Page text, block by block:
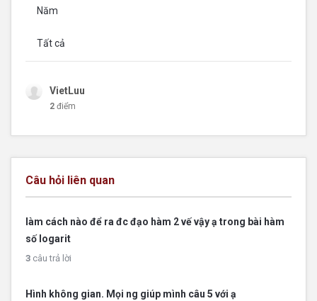
Năm
Tất cả
VietLuu
2 điểm
Câu hỏi liên quan
làm cách nào để ra đc đạo hàm 2 vế vậy ạ trong bài hàm
số logarit
3 câu trả lời
Hình không gian. Mọi ng giúp mình câu 5 với ạ